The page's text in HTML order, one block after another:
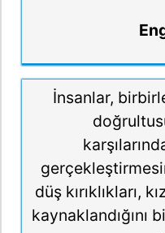
İnsanlar,
düş kırıklıkları,
kaynaklandığını